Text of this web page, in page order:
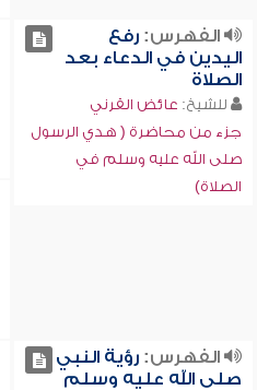
الفهرس:رفع
اليدين في الدعاء بعد
الصلاة
للشيخ: عائض القرني
جزء من محاضرة ( هدي الرسول
صلى الله عليه وسلم في
الصلاة)
الفهرس:رؤية النبي
صلى الله عليه وسلم